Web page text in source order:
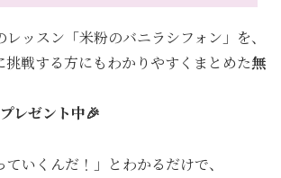
ッスン「米粉のバニラシフォン」を、
挑戦する方にもわかりやすくまとめた無
レゼント中🎉
ていくんだ！」とわかるだけで、